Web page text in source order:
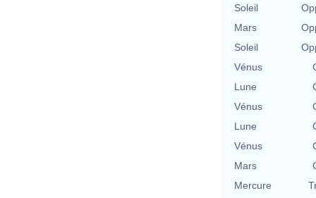
Soleil
Mars
Soleil
Vénus
Lune
Vénus
Lune
Vénus
Mars
Mercure